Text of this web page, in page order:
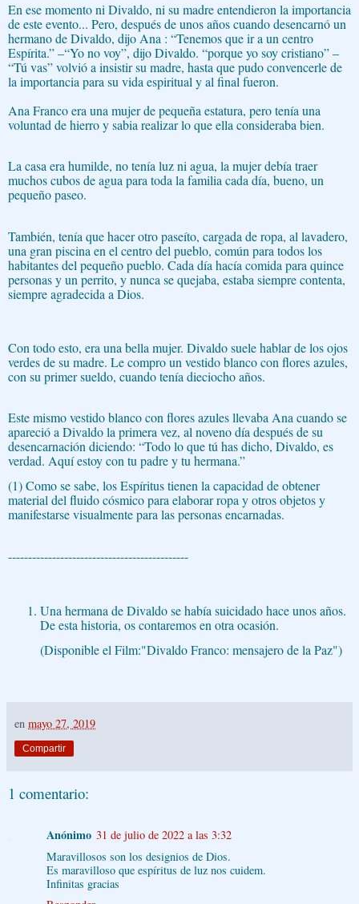
En ese momento ni Divaldo, ni su madre entendieron la importancia
de este evento... Pero, después de unos años cuando desencarnó un
hermano de Divaldo, dijo Ana : “Tenemos que ir a un centro
Espírita.” –“Yo no voy”, dijo Divaldo. “porque yo soy cristiano” –
“Tú vas” volvió a insistir su madre, hasta que pudo convencerle de
la importancia para su vida espiritual y al final fueron.
Ana Franco era una mujer depequeña estatura, pero tenía una
voluntad de hierro y sabia realizar lo que ella consideraba bien.
La casa era humilde, no tenía luz ni agua, la mujer debía traer
muchos cubos de agua para toda la familia cada día, bueno, un
pequeño paseo.
También, tenía que hacer otro paseíto, cargada de ropa, al lavadero,
una gran piscina en el centro del pueblo, común para todos los
habitantes del pequeño pueblo. Cada día hacía comida para quince
personas y un perrito, ynunca se quejaba, estaba siempre contenta,
siempre agradecida a Dios.
Con todo esto, era una bella mujer. Divaldo suele hablar de los ojos
verdes de su madre. Le compro un vestido blanco con flores azules,
con su primer sueldo, cuando tenía dieciocho años.
Este mismo vestido blanco con flores azules llevaba Ana cuando se
apareció a Divaldo la primera vez, al noveno día después de su
desencarnación diciendo: “Todo lo que tú has dicho, Divaldo, es
verdad. Aquí estoy con tu padre y tu hermana.”
(1) Como se sabe, los Espíritus tienen la capacidad de obtener
material del fluido cósmico para elaborar ropa y otros objetos y
manifestarse visualmente para las personas encarnadas.
---------------------------------------------
Una hermana de Divaldo se había suicidado hace unos años.
De esta historia, os contaremos en otra ocasión.
(Disponible el Film:"Divaldo Franco: mensajero de la Paz")
en mayo 27, 2019
Compartir
1 comentario:
Anónimo 31 de julio de 2022 a las 3:32
Maravillosos son los designios de Dios.
Es maravilloso que espíritus de luz nos cuidem.
Infinitas gracias